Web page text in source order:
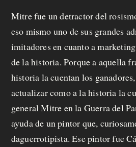
Mitre fue un detractor del
eso mismo uno de sus grandes
imitadores en cuanto a
de la historia. Porque a aquella
historia la cuentan los
actualizar como a la historia la
general Mitre en la Guerra del
ayuda de un pintor que,
daguerrotipista. Ese pintor fue